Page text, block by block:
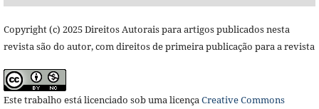
Copyright (c) 2025 Direitos Autorais para artigos publicados nesta
revista são do autor, com direitos de primeira publicação para a revista
Este trabalho está licenciado sob uma licençaCreative Commons